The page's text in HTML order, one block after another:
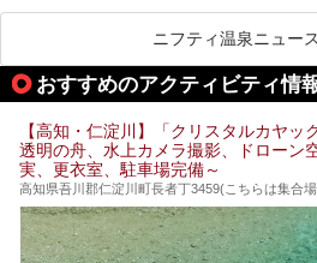
などが問題なければ、温泉
メします。
なぜなら最寄り温泉でも車
りませんからね…！！
もしくは、翌日キャンプ帰
それでは見ていきましょう。
高知市というと、高知県の
かなイメージがある方も多
舗銭湯がけっこうな数ある
規模は小さいながら、元気
てみてはいかがでしょう？
Kですよ♪
それではチェックしてきまし
ニフティ温泉ニュー
おすすめのアクティビティ情
【高知・仁淀川】「クリスタルカヤッ
透明の舟、水上カメラ撮影、ドローン
実、更衣室、駐車場完備～
高知県吾川郡仁淀川町長者丁3459(こちらは集合